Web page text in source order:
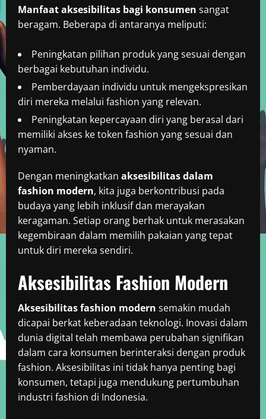
Manfaat aksesibilitas bagi konsumen sangat
beragam. Beberapa di antaranya meliputi:
Peningkatan pilihan produk yang sesuai dengan
berbagai kebutuhan individu.
Pemberdayaan individu untuk mengekspresikan
diri mereka melalui fashion yang relevan.
Peningkatan kepercayaan diri yang berasal dari
memiliki akses ke token fashion yang sesuai dan
nyaman.
Dengan meningkatkan aksesibilitas dalam
fashion modern, kita juga berkontribusi pada
budaya yang lebih inklusif dan merayakan
keragaman. Setiap orang berhak untuk merasakan
kegembiraan dalam memilih pakaian yang tepat
untuk diri mereka sendiri.
Aksesibilitas Fashion Modern
Aksesibilitas fashion modern semakin mudah
dicapai berkat keberadaan teknologi. Inovasi dalam
dunia digital telah membawa perubahan signifikan
dalam cara konsumen berinteraksi dengan produk
fashion. Aksesibilitas ini tidak hanya penting bagi
konsumen, tetapi juga mendukung pertumbuhan
industri fashion di Indonesia.